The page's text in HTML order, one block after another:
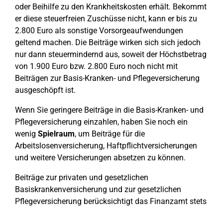
oder Beihilfe zu den Krankheitskosten erhält. Bekommt
er diese steuerfreien Zuschüsse nicht, kann er bis zu
2.800 Euro als sonstige Vorsorgeaufwendungen
geltend machen. Die Beiträge wirken sich sich jedoch
nur dann steuermindernd aus, soweit der Höchstbetrag
von 1.900 Euro bzw. 2.800 Euro noch nicht mit
Beiträgen zur Basis-Kranken- und Pflegeversicherung
ausgeschöpft ist.
Wenn Sie geringere Beiträge in die Basis-Kranken- und
Pflegeversicherung einzahlen, haben Sie noch ein
wenig Spielraum, um Beiträge für die
Arbeitslosenversicherung, Haftpflichtversicherungen
und weitere Versicherungen absetzen zu können.
Beiträge zur privaten und gesetzlichen
Basiskrankenversicherung und zur gesetzlichen
Pflegeversicherung berücksichtigt das Finanzamt stets